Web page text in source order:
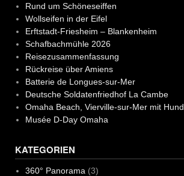
Rund um Schöneseiffen
Wollseifen in der Eifel
Erftstadt-Friesheim – Blankenheim
Schafbachmühle 2026
Reisezusammenfassung
Rückreise über Amiens
Batterie de Longues-sur-Mer
Deutsche Soldatenfriedhof La Cambe
Omaha Beach, Vierville-sur-Mer mit Hund
Musée D-Day Omaha
KATEGORIEN
360° Panorama (3)